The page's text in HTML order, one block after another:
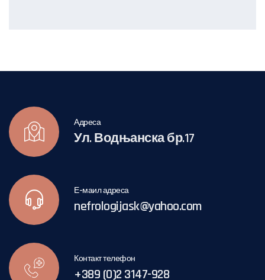
Адреса
Ул. Водњанска бр.17
Е-маил адреса
nefrologijask@yahoo.com
Контакт телефон
+389 (0)2 3147-928